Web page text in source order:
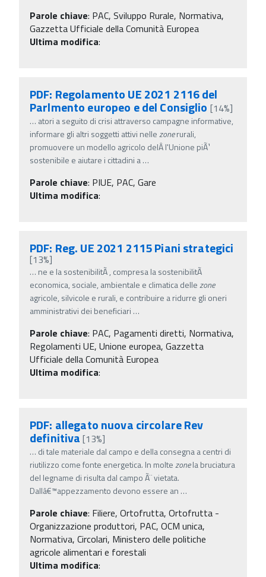
Parole chiave: PAC, Sviluppo Rurale, Normativa,
Gazzetta Ufficiale della Comunità Europea
Ultima modifica:
PDF: Regolamento UE 2021 2116 del
Parlmento europeo e del Consiglio [14%]
… atori a seguito di crisi attraverso campagne informative,
informare gli altri soggetti attivi nellezonerurali,
promuovere un modello agricolo delÂ­ l'Unione piÃ¹
sostenibile e aiutare i cittadini a…
Parole chiave: PIUE, PAC, Gare
Ultima modifica:
PDF: Reg. UE 2021 2115 Piani strategici
[13%]
… ne e la sostenibilitÃ , compresa la sostenibilitÃ
economica, sociale, ambientale e climatica dellezone
agricole, silvicole e rurali, e contribuire a ridurre gli oneri
amministrativi dei beneficiari …
Parole chiave: PAC, Pagamenti diretti, Normativa,
Regolamenti UE, Unione europea, Gazzetta
Ufficiale della Comunità Europea
Ultima modifica:
PDF: allegato nuova circolare Rev
definitiva [13%]
… di tale materiale dal campo e della consegna a centri di
riutilizzo come fonte energetica. In moltezonela bruciatura
del legname di risulta dal campo Ã¨ vietata.
Dallâ€™appezzamento devono essere an …
Parole chiave: Filiere, Ortofrutta, Ortofrutta -
Organizzazione produttori, PAC, OCM unica,
Normativa, Circolari, Ministero delle politiche
agricole alimentari e forestali
Ultima modifica: